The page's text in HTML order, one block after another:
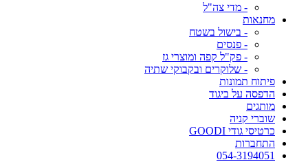
- מדי צה"ל
מחנאות
- בישול בשטח
- פנסים
- פק"ל קפה ומוצרי גז
- שלוקרים ובקבוקי שתיה
פיתוח תמונות
הדפסה על ביגוד
מותגים
שוברי קניה
כרטיסי גודי GOODI
התחברות
054-3194051